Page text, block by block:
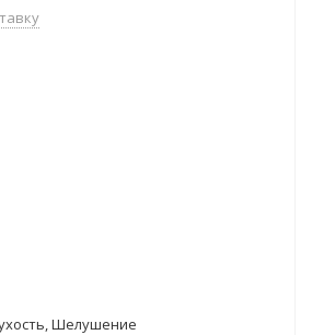
Шелушение